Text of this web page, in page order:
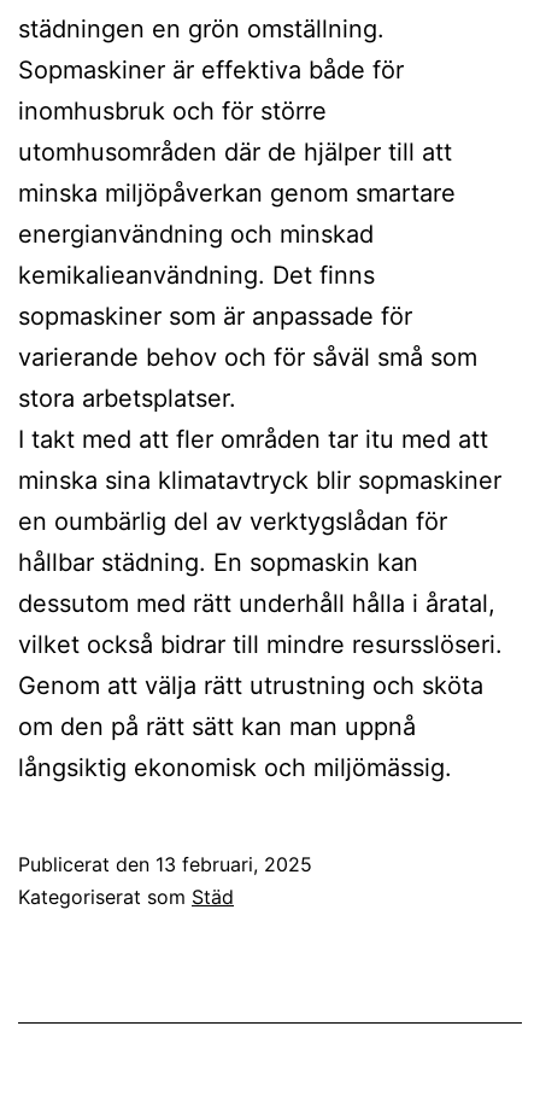
städningen en grön omställning.
Sopmaskiner är effektiva både för
inomhusbruk och för större
utomhusområden där de hjälper till att
minska miljöpåverkan genom smartare
energianvändning och minskad
kemikalieanvändning. Det finns
sopmaskiner som är anpassade för
varierande behov och för såväl små som
stora arbetsplatser.
I takt med att fler områden tar itu med att
minska sina klimatavtryck blir sopmaskiner
en oumbärlig del av verktygslådan för
hållbar städning. En sopmaskin kan
dessutom med rätt underhåll hålla i åratal,
vilket också bidrar till mindre resursslöseri.
Genom att välja rätt utrustning och sköta
om den på rätt sätt kan man uppnå
långsiktig ekonomisk och miljömässig.
Publicerat den 13 februari, 2025
Kategoriserat som Städ